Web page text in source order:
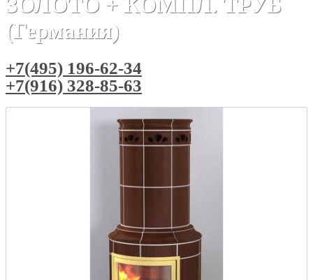
ЗОЛОТО + КОМПЛ. ТРУБ
(Германия)
+7(495) 196-62-34
+7(916) 328-85-63